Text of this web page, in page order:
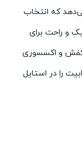
می‌دهد که انتخاب
و راحت برای
کفش و اکسسوری
را در استایل